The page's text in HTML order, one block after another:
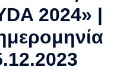
2024» |